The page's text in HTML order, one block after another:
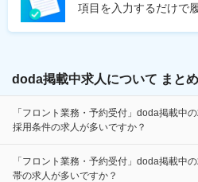
項目を入力するだけで
doda掲載中求人について まとめ
「フロント業務・予約受付」doda掲載中
採用条件の求人が多いですか？
「フロント業務・予約受付」doda掲載中
帯の求人が多いですか？